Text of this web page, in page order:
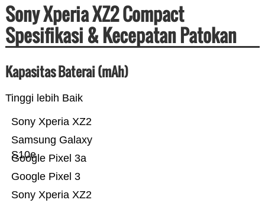
Sony Xperia XZ2 Compact
Spesifikasi & Kecepatan Patokan
Kapasitas Baterai (mAh)
Tinggi lebih Baik
Sony Xperia XZ2
Google Pixel 3
Google Pixel 3a
Samsung Galaxy
S10e
Sony Xperia XZ2